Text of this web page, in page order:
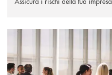
Scopri di più